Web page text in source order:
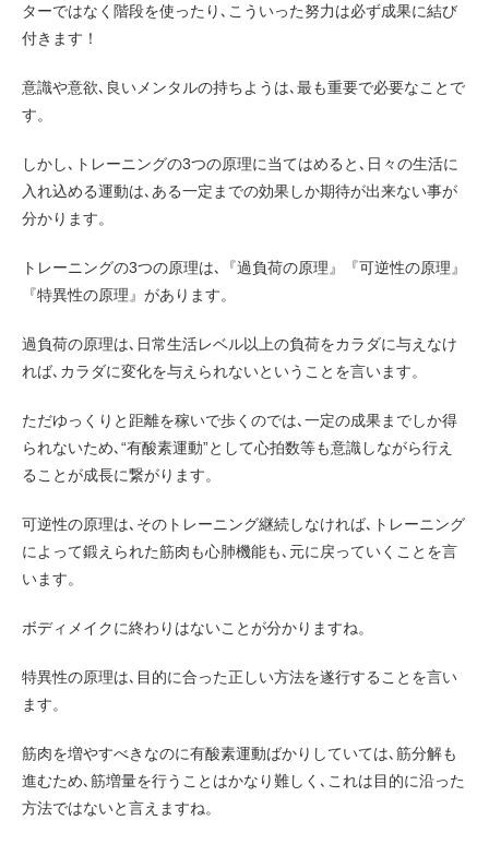
ターではなく階段を使ったり､こういった努力は必ず成果に結び
付きます！
意識や意欲､良いメンタルの持ちようは､最も重要で必要なことで
す。
しかし､トレーニングの3つの原理に当てはめると､日々の生活に
入れ込める運動は､ある一定までの効果しか期待が出来ない事が
分かります。
トレーニングの3つの原理は､『過負荷の原理』『可逆性の原理』
『特異性の原理』があります。
過負荷の原理は､日常生活レベル以上の負荷をカラダに与えなけ
れば､カラダに変化を与えられないということを言います。
ただゆっくりと距離を稼いで歩くのでは､一定の成果までしか得
られないため､“有酸素運動”として心拍数等も意識しながら行え
ることが成長に繋がります。
可逆性の原理は､そのトレーニング継続しなければ､トレーニング
によって鍛えられた筋肉も心肺機能も､元に戻っていくことを言
います。
ボディメイクに終わりはないことが分かりますね。
特異性の原理は､目的に合った正しい方法を遂行することを言い
ます。
筋肉を増やすべきなのに有酸素運動ばかりしていては､筋分解も
進むため､筋増量を行うことはかなり難しく､これは目的に沿った
方法ではないと言えますね。